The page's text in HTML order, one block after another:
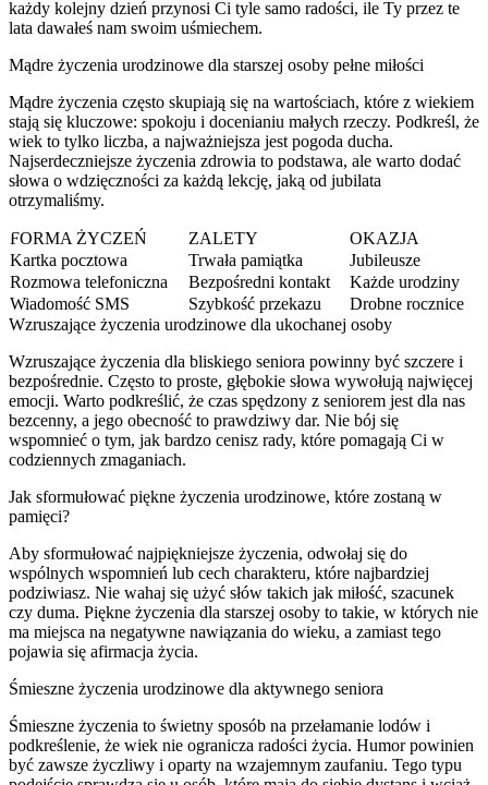
każdy kolejny dzień przynosi Ci tyle samo radości, ile Ty przez te
lata dawałeś nam swoim uśmiechem.
Mądre życzenia urodzinowe dla starszej osoby pełne miłości
Mądre życzenia często skupiają się na wartościach, które z wiekiem
stają się kluczowe: spokoju i docenianiu małych rzeczy. Podkreśl, że
wiek to tylko liczba, a najważniejsza jest pogoda ducha.
Najserdeczniejsze życzenia zdrowia to podstawa, ale warto dodać
słowa o wdzięczności za każdą lekcję, jaką od jubilata
otrzymaliśmy.
FORMA ŻYCZEŃ ZALETY
OKAZJA
Kartka pocztowa
Trwała pamiątka
Jubileusze
Rozmowa telefoniczna
Bezpośredni kontakt
Każde urodziny
Wiadomość SMS
Szybkość przekazu
Drobne rocznice
Wzruszające życzenia urodzinowe dla ukochanej osoby
Wzruszające życzenia dla bliskiego seniora powinny być szczere i
bezpośrednie. Często to proste, głębokie słowa wywołują najwięcej
emocji. Warto podkreślić, że czas spędzony z seniorem jest dla nas
bezcenny, a jego obecność to prawdziwy dar. Nie bój się
wspomnieć o tym, jak bardzo cenisz rady, które pomagają Ci w
codziennych zmaganiach.
Jak sformułować piękne życzenia urodzinowe, które zostaną w
pamięci?
Aby sformułować najpiękniejsze życzenia, odwołaj się do
wspólnych wspomnień lub cech charakteru, które najbardziej
podziwiasz. Nie wahaj się użyć słów takich jak miłość, szacunek
czy duma. Piękne życzenia dla starszej osoby to takie, w których nie
ma miejsca na negatywne nawiązania do wieku, a zamiast tego
pojawia się afirmacja życia.
Śmieszne życzenia urodzinowe dla aktywnego seniora
Śmieszne życzenia to świetny sposób na przełamanie lodów i
podkreślenie, że wiek nie ogranicza radości życia. Humor powinien
być zawsze życzliwy i oparty na wzajemnym zaufaniu. Tego typu